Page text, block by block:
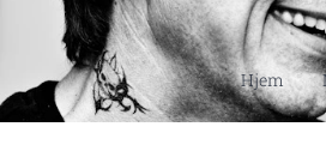
Hjem